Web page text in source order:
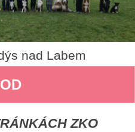
nad Labem
ZKO